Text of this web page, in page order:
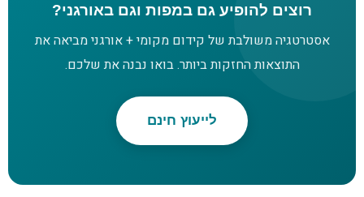
רוצים להופיע גם במפות וגם באורגני?
אסטרטגיה משולבת של קידום מקומי + אורגני מביאה את
התוצאות החזקות ביותר. בואו נבנה את שלכם.
לייעוץ חינם